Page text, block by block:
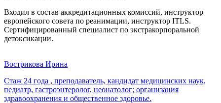
Входил в состав аккредитационных комиссий, инструктор
европейского совета по реанимации, инструктор ITLS.
Сертифицированный специалист по экстракорпоральной
детоксикации.
Вострикова Ирина
Стаж 24 года , преподаватель, кандидат медицинских наук,
педиатр, гастроэнтеролог, неонатолог; организация
здравоохранения и общественное здоровье.